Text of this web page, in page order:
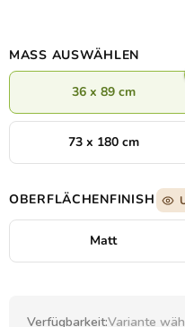
MASS AUSWÄHLEN
36 x 89 cm
73 x 180 cm
OBERFLÄCHENFINISH
Matt
Verfügbarkeit:Variante